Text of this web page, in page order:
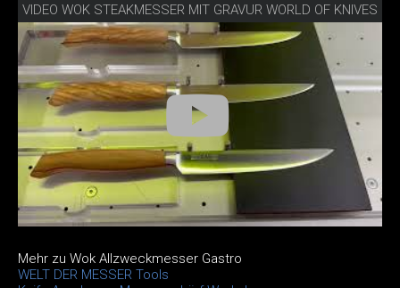
VIDEO WOK STEAKMESSER MIT GRAVUR WORLD OF KNIVES
Mehr zu Wok Allzweckmesser Gastro
WELT DER MESSER Tools